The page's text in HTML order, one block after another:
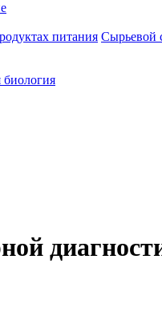
питания Сырьевой
биология